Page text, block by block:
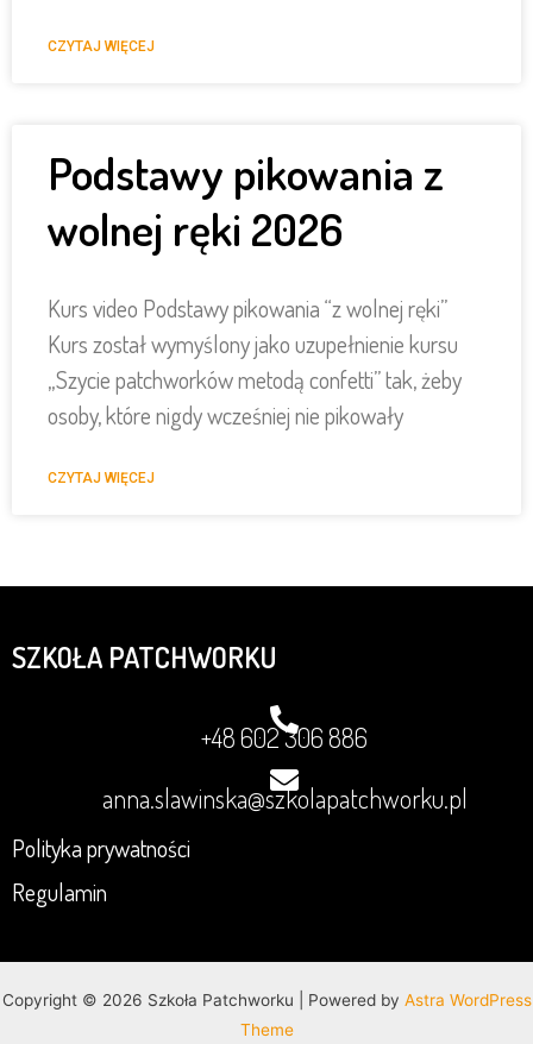
CZYTAJ WIĘCEJ
Podstawy pikowania z
wolnej ręki 2026
Kurs video Podstawy pikowania “z wolnej ręki”
Kurs został wymyślony jako uzupełnienie kursu
„Szycie patchworków metodą confetti” tak, żeby
osoby, które nigdy wcześniej nie pikowały
CZYTAJ WIĘCEJ
SZKOŁA PATCHWORKU
+48 602 306 886
anna.slawinska@szkolapatchworku.pl
Polityka prywatności
Regulamin
Copyright © 2026 Szkoła Patchworku | Powered by Astra WordPress
Theme